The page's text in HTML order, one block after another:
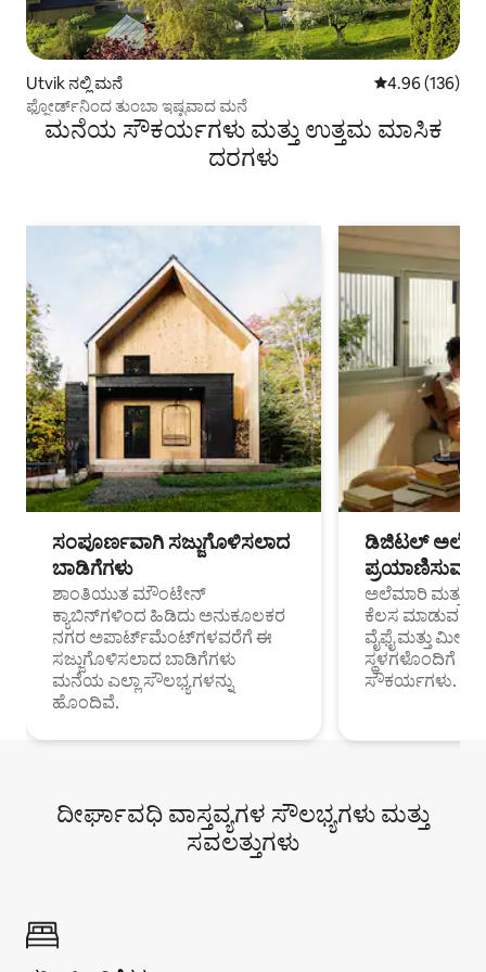
Utvik ನಲ್ಲಿ ಮನೆ 5 ರಲ್ಲಿ 4.96
4.96 (136)
ಫ್ಜೋರ್ಡ್‌ನಿಂದ ತುಂಬಾ ಇಷ್ಟವಾದ ಮನೆ
ಮನೆಯ ಸೌಕರ್ಯಗಳು ಮತ್ತು ಉತ್ತಮ ಮಾಸಿಕ
ದರಗಳು
ಸಂಪೂರ್ಣವಾಗಿ ಸಜ್ಜುಗೊಳಿಸಲಾದ
ಬಾಡಿಗೆಗಳು
ಶಾಂತಿಯುತ ಮೌಂಟೇನ್
ಕ್ಯಾಬಿನ್‌ಗಳಿಂದ ಹಿಡಿದು ಅನುಕೂಲಕರ
ನಗರ ಅಪಾರ್ಟ್‌ಮೆಂಟ್‌ಗಳವರೆಗೆ ಈ
ಸಜ್ಜುಗೊಳಿಸಲಾದ ಬಾಡಿಗೆಗಳು
ಮನೆಯ ಎಲ್ಲಾ ಸೌಲಭ್ಯಗಳನ್ನು
ಹೊಂದಿವೆ.
ಡಿಜಿಟಲ್
ಪ್ರಯಾಣಿಸುವ
ಅಲೆಮಾರಿ ಮತ್ತು
ಕೆಲಸ ಮಾಡುವ
ವೈಫೈ ಮತ್ತು
ಸ್ಥಳಗಳೊಂದಿಗೆ
ಸೌಕರ್ಯಗಳು.
ದೀರ್ಘಾವಧಿ ವಾಸ್ತವ್ಯಗಳ ಸೌಲಭ್ಯಗಳು ಮತ್ತು
ಸವಲತ್ತುಗಳು